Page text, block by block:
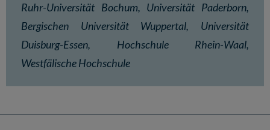
Ruhr-Universität Bochum, Universität Paderborn,
Bergischen Universität Wuppertal, Universität
Duisburg-Essen, Hochschule Rhein-Waal,
Westfälische Hochschule